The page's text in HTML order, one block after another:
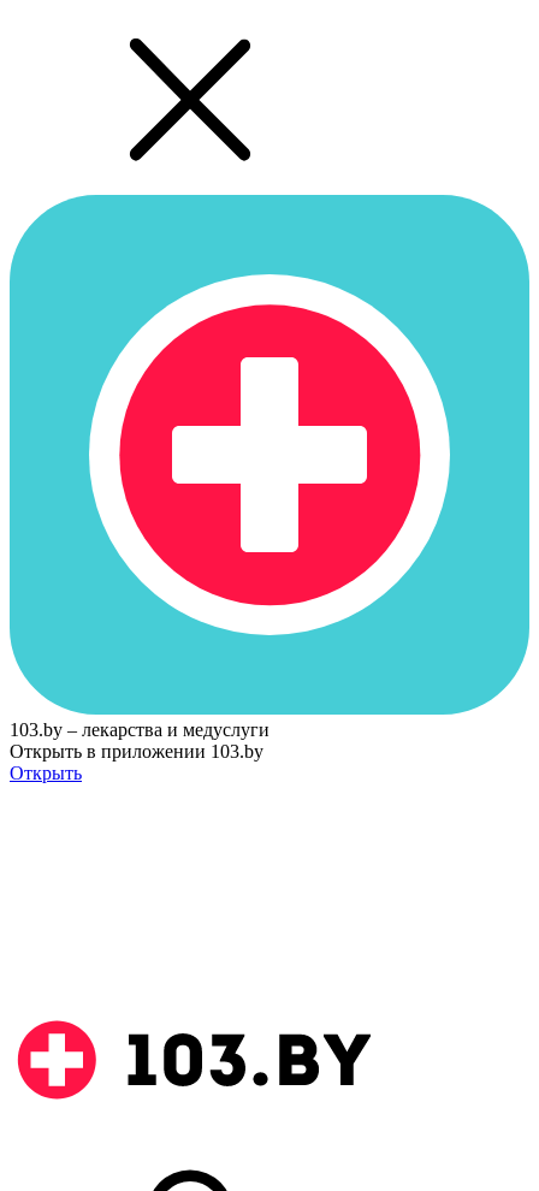
103.by – лекарства и медуслуги
Открыть в приложении 103.by
Открыть